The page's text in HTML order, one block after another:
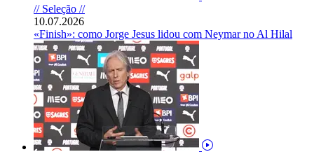
// Seleção //
10.07.2026
«Finish»: como Jorge Jesus lidou com Neymar no Al Hilal